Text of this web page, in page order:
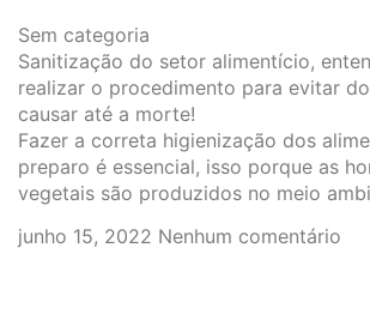
Sem categoria
Sanitização do setor alimentício,
realizar o procedimento para evitar
causar até a morte!
Fazer a correta higienização dos
preparo é essencial, isso porque as
vegetais são produzidos no meio
junho 15, 2022 Nenhum comentário